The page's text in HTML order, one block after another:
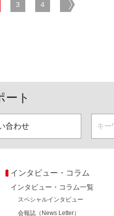
3 4
ート
合わせ
インタビュー・コラム
インタビュー・コラム一覧
スペシャルインタビュー
会報誌（News Letter）